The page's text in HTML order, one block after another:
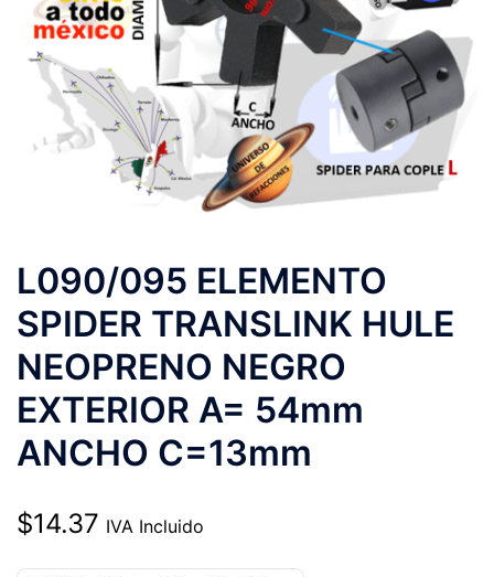
L090/095 ELEMENTO
SPIDER TRANSLINK HULE
NEOPRENO NEGRO
EXTERIOR A= 54mm
ANCHO C=13mm
$14.37 IVA Incluido